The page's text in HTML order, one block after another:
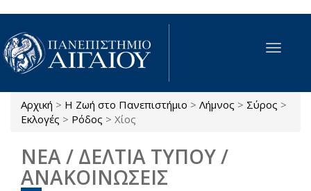
Παράκαμψη προς το κυρίως περιεχόμενο
Toggle
Είστε εδώ
Αρχική > Η Ζωή στο Πανεπιστήμιο > Λήμνος > Σύρος >
Εκλογές > Ρόδος > Χίος
ΝΕΑ / ΔΕΛΤΙΑ ΤΥΠΟΥ /
ΑΝΑΚΟΙΝΩΣΕΙΣ